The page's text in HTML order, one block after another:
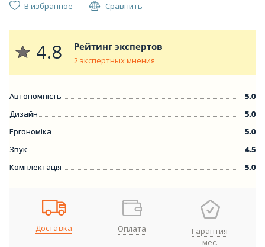
В избранное
Сравнить
4.8 Рейтинг экспертов
2 экспертных мнения
Автономність
5.0
Дизайн
5.0
Ергономіка
5.0
Звук
4.5
Комплектація
5.0
Доставка Оплата
Гарантия
мес.